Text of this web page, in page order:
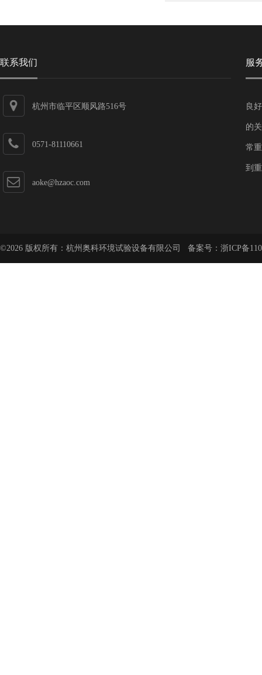
联系我们
杭州市临平区顺风路516号
0571-81110661
aoke@hzaoc.com
服
良
的
常
到
©2026 版权所有：杭州奥科环境试验设备有限公司 备案号： 浙ICP备